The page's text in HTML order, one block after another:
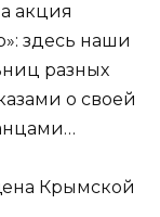
акция
здесь наши
разных
о своей
Крымской